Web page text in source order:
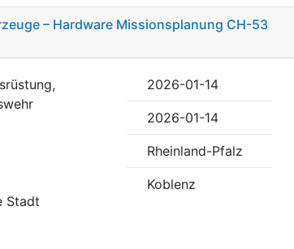
– Hardware Missionsplanung CH-53
Stadt
2026-01-14
2026-01-14
Rheinland-Pfalz
Koblenz